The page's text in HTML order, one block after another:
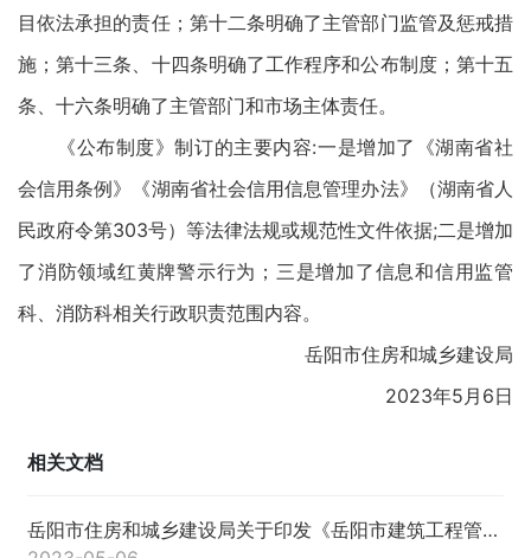
目依法承担的责任；第十二条明确了主管部门监管及惩戒措
施；第十三条、十四条明确了工作程序和公布制度；第十五
条、十六条明确了主管部门和市场主体责任。
《公布制度》制订的主要内容:一是增加了《湖南省社
会信用条例》《湖南省社会信用信息管理办法》（湖南省人
民政府令第303号）等法律法规或规范性文件依据;二是增加
了消防领域红黄牌警示行为；三是增加了信息和信用监管
科、消防科相关行政职责范围内容。
岳阳市住房和城乡建设局
2023年5月6日
相关文档
岳阳市住房和城乡建设局关于印发《岳阳市建筑工程管理红黄牌警示公布办法》的通知